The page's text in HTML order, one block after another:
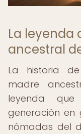
La leyenda
ancestral
La historia
madre
leyenda
generación en
nómadas del